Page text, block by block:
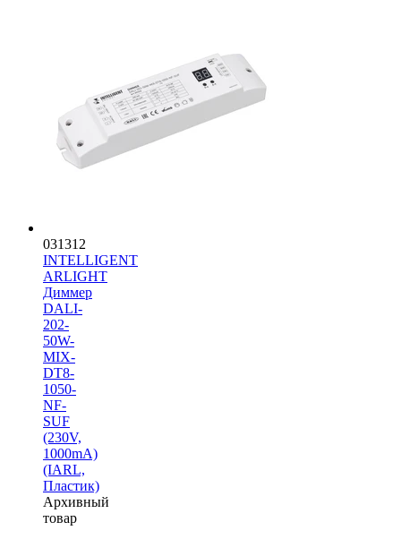
031312
INTELLIGENT
ARLIGHT
Диммер
DALI-
202-
50W-
MIX-
DT8-
1050-
NF-
SUF
(230V,
1000mА)
(IARL,
Пластик)
Архивный
товар